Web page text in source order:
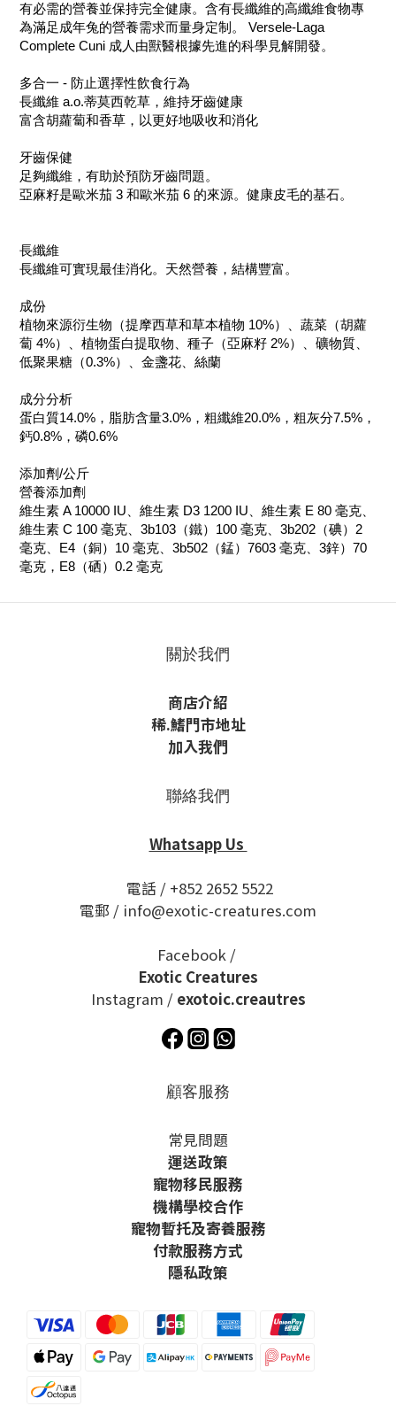
有必需的營養並保持完全健康。含有長纖維的高纖維食物專
為滿足成年兔的營養需求而量身定制。 Versele-Laga
Complete Cuni 成人由獸醫根據先進的科學見解開發。
多合一 - 防止選擇性飲食行為
長纖維 a.o.蒂莫西乾草，維持牙齒健康
富含胡蘿蔔和香草，以更好地吸收和消化
牙齒保健
足夠纖維，有助於預防牙齒問題。
亞麻籽是歐米茄 3 和歐米茄 6 的來源。健康皮毛的基石。
長纖維
長纖維可實現最佳消化。天然營養，結構豐富。
成份
植物來源衍生物（提摩西草和草本植物 10%）、蔬菜（胡蘿
蔔 4%）、植物蛋白提取物、種子（亞麻籽 2%）、礦物質、
低聚果糖（0.3%）、金盞花、絲蘭
成分分析
蛋白質14.0%，脂肪含量3.0%，粗纖維20.0%，粗灰分7.5%，
鈣0.8%，磷0.6%
添加劑/公斤
營養添加劑
維生素 A 10000 IU、維生素 D3 1200 IU、維生素 E 80 毫克、
維生素 C 100 毫克、3b103（鐵）100 毫克、3b202（碘）2
毫克、E4（銅）10 毫克、3b502（錳）7603 毫克、3鋅）70
毫克，E8（硒）0.2 毫克
關於我們
商店介紹
稀.鰭門市地址
加入我們
聯絡我們
Whatsapp Us
電話 / +852 2652 5522
電郵 / info@exotic-creatures.com
Facebook /
Exotic Creatures
Instagram / exotoic.creautres
顧客服務
常見問題
運送政策
寵物移民服務
機構學校合作
寵物暫托及寄養服務
付款服務方式
隱私政策